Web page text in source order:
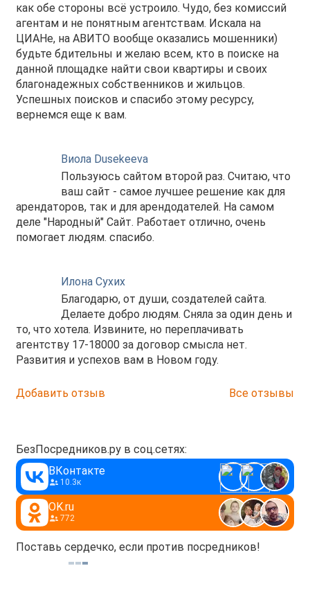
как обе стороны всё устроило. Чудо, без комиссий
агентам и не понятным агентствам. Искала на
ЦИАНе, на АВИТО вообще оказались мошенники)
будьте бдительны и желаю всем, кто в поиске на
данной площадке найти свои квартиры и своих
благонадежных собственников и жильцов.
Успешных поисков и спасибо этому ресурсу,
вернемся еще к вам.
Виола Dusekeeva
Пользуюсь сайтом второй раз. Считаю, что
ваш сайт - самое лучшее решение как для
арендаторов, так и для арендодателей. На самом
деле "Народный" Сайт. Работает отлично, очень
помогает людям. спасибо.
Илона Сухих
Благодарю, от души, создателей сайта.
Делаете добро людям. Сняла за один день и
то, что хотела. Извините, но переплачивать
агентству 17-18000 за договор смысла нет.
Развития и успехов вам в Новом году.
Добавить отзыв Все отзывы
БезПосредников.ру в соц.сетях:
ВКонтакте
10.3к
OK.ru
772
Поставь сердечко, если против посредников!